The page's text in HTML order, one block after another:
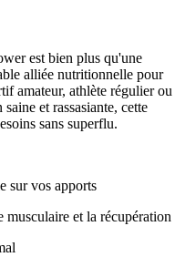
est bien plus qu'une
alliée nutritionnelle pour
amateur, athlète régulier ou
et rassasiante, cette
sans superflu.
sur vos apports
musculaire et la récupération